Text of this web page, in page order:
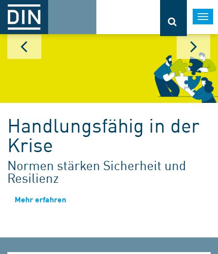
Handlungsfähig in der
Krise
Normen stärken Sicherheit und
Resilienz
Mehr erfahren